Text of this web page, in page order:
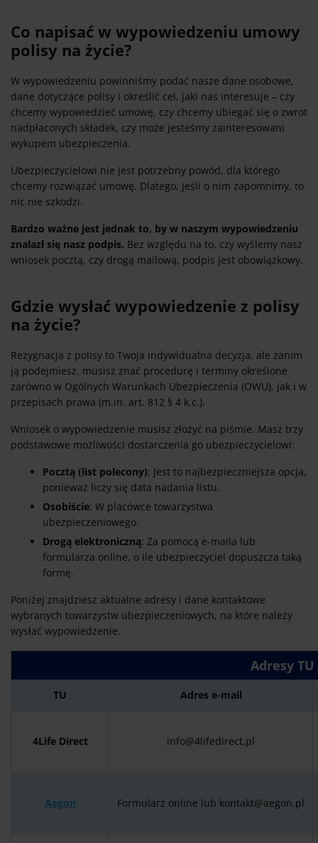
Co napisać w wypowiedzeniu umowy
polisy na życie?
W wypowiedzeniu powinniśmy podać nasze dane osobowe,
dane dotyczące polisy i określić cel, jaki nas interesuje – czy
chcemy wypowiedzieć umowę, czy chcemy ubiegać się o zwrot
nadpłaconych składek, czy może jesteśmy zainteresowani
wykupem ubezpieczenia.
Ubezpieczycielowi nie jest potrzebny powód, dla którego
chcemy rozwiązać umowę. Dlatego, jeśli o nim zapomnimy, to
nic nie szkodzi.
Bardzo ważne jest jednak to, by w naszym wypowiedzeniu
znalazł się nasz podpis. Bez względu na to, czy wyślemy nasz
wniosek pocztą, czy drogą mailową, podpis jest obowiązkowy.
Gdzie wysłać wypowiedzenie z polisy
na życie?
Rezygnacja z polisy to Twoja indywidualna decyzja, ale zanim
ją podejmiesz, musisz znać procedurę i terminy określone
zarówno w Ogólnych Warunkach Ubezpieczenia (OWU), jak i w
przepisach prawa (m.in. art. 812 § 4 k.c.).
Wniosek o wypowiedzenie musisz złożyć na piśmie. Masz trzy
podstawowe możliwości dostarczenia go ubezpieczycielowi:
Pocztą (list polecony): Jest to najbezpieczniejsza opcja,
ponieważ liczy się data nadania listu.
Osobiście: W placówce towarzystwa
ubezpieczeniowego.
Drogą elektroniczną: Za pomocą e-maila lub
formularza online, o ile ubezpieczyciel dopuszcza taką
formę.
Poniżej znajdziesz aktualne adresy i dane kontaktowe
wybranych towarzystw ubezpieczeniowych, na które należy
wysłać wypowiedzenie.
Adresy TU
TU Adres e-mail
4Life Direct info@4lifedirect.pl
Aegon Formularz online lub kontakt@aegon.pl